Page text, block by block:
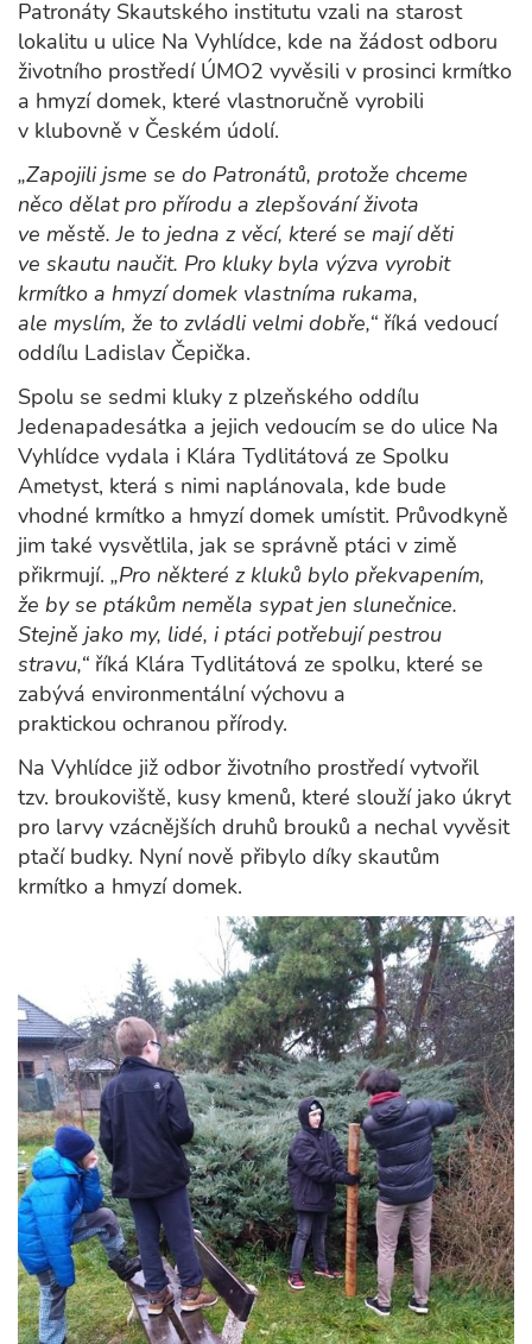
Patronáty Skautského institutu vzali na starost
lokalitu u ulice Na Vyhlídce, kde na žádost odboru
životního prostředí ÚMO2 vyvěsili v prosinci krmítko
a hmyzí domek, které vlastnoručně vyrobili
v klubovně v Českém údolí.
„Zapojili jsme se do Patronátů, protože chceme
něco dělat pro přírodu a zlepšování života
ve městě. Je to jedna z věcí, které se mají děti
ve skautu naučit. Pro kluky byla výzva vyrobit
krmítko a hmyzí domek vlastníma rukama,
ale myslím, že to zvládli velmi dobře,“ říká vedoucí
oddílu Ladislav Čepička.
Spolu se sedmi kluky z plzeňského oddílu
Jedenapadesátka a jejich vedoucím se do ulice Na
Vyhlídce vydala i Klára Tydlitátová ze Spolku
Ametyst, která s nimi naplánovala, kde bude
vhodné krmítko a hmyzí domek umístit. Průvodkyně
jim také vysvětlila, jak se správně ptáci v zimě
přikrmují. „Pro některé z kluků bylo překvapením,
že by se ptákům neměla sypat jen slunečnice.
Stejně jako my, lidé, i ptáci potřebují pestrou
stravu,“ říká Klára Tydlitátová ze spolku, které se
zabývá environmentální výchovu a
praktickou ochranou přírody.
Na Vyhlídce již odbor životního prostředí vytvořil
tzv. broukoviště, kusy kmenů, které slouží jako úkryt
pro larvy vzácnějších druhů brouků a nechal vyvěsit
ptačí budky. Nyní nově přibylo díky skautům
krmítko a hmyzí domek.